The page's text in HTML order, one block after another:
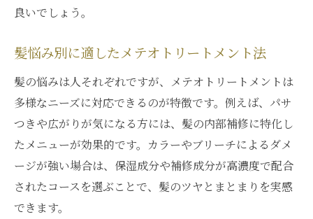
良いでしょう。
髪悩み別に適したメテオトリートメント法
髪の悩みは人それぞれですが、メテオトリートメントは
多様なニーズに対応できるのが特徴です。例えば、パサ
つきや広がりが気になる方には、髪の内部補修に特化し
たメニューが効果的です。カラーやブリーチによるダメ
ージが強い場合は、保湿成分や補修成分が高濃度で配合
されたコースを選ぶことで、髪のツヤとまとまりを実感
できます。